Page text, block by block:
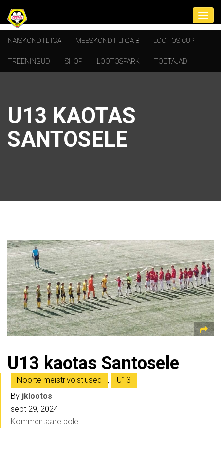
NAISKOND I LIIGA MEESKOND II LIIGA B LOOTOS CUP
TREENINGUD SHOP LOOTOSPARK TOETAJAD
U13 KAOTAS
SANTOSELE
U13 kaotas Santosele
Noorte meistrivõistlused ,
U13
By jklootos
sept 29, 2024
Kommentaare pole